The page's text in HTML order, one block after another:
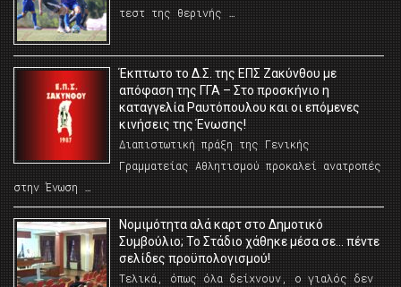
τεστ της θερινής …
Έκπτωτο το Δ.Σ. της ΕΠΣ Ζακύνθου με
απόφαση της ΓΓΑ – Στο προσκήνιο η
καταγγελία Ραυτόπουλου και οι επόμενες
κινήσεις της Ένωσης!
Διαπιστωτική πράξη της Γενικής
Γραμματείας Αθλητισμού προκαλεί ανατροπές
στην Ένωση …
Νομιμότητα αλά καρτ στο Δημοτικό
Συμβούλιο; Το Στάδιο χάθηκε μέσα σε… πέντε
σελίδες προϋπολογισμού!
Τελικά, όπως όλα δείχνουν, ο γιαλός δεν